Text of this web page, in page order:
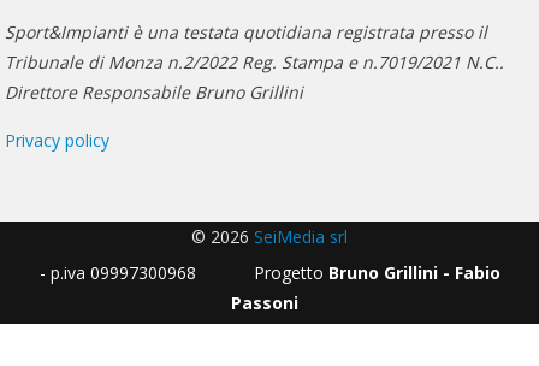
Sport&Impianti è una testata quotidiana registrata presso il
Tribunale di Monza n.2/2022 Reg. Stampa e n.7019/2021 N.C..
Direttore Responsabile Bruno Grillini
Privacy policy
© 2026 SeiMedia srl
- p.iva 09997300968 Progetto Bruno Grillini - Fabio
Passoni